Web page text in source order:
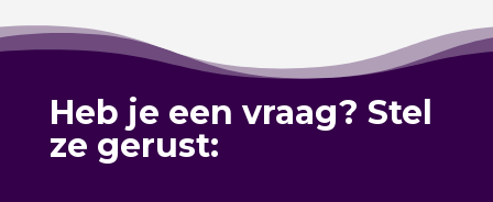
Heb je een vraag? Stel
ze gerust: